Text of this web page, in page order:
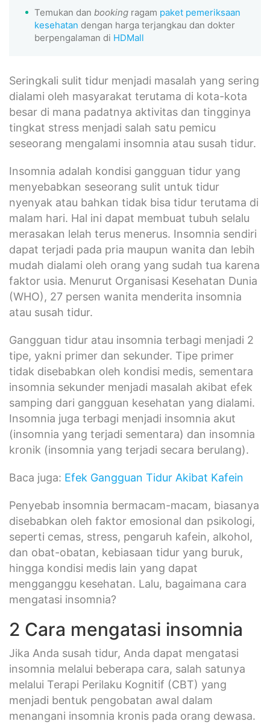
Temukan dan booking ragam paket pemeriksaan
kesehatan dengan harga terjangkau dan dokter
berpengalaman di HDMall
Seringkali sulit tidur menjadi masalah yang sering
dialami oleh masyarakat terutama di kota-kota
besar di mana padatnya aktivitas dan tingginya
tingkat stress menjadi salah satu pemicu
seseorang mengalami insomnia atau susah tidur.
Insomnia adalah kondisi gangguan tidur yang
menyebabkan seseorang sulit untuk tidur
nyenyak atau bahkan tidak bisa tidur terutama di
malam hari. Hal ini dapat membuat tubuh selalu
merasakan lelah terus menerus. Insomnia sendiri
dapat terjadi pada pria maupun wanita dan lebih
mudah dialami oleh orang yang sudah tua karena
faktor usia. Menurut Organisasi Kesehatan Dunia
(WHO), 27 persen wanita menderita insomnia
atau susah tidur.
Gangguan tidur atau insomnia terbagi menjadi 2
tipe, yakni primer dan sekunder. Tipe primer
tidak disebabkan oleh kondisi medis, sementara
insomnia sekunder menjadi masalah akibat efek
samping dari gangguan kesehatan yang dialami.
Insomnia juga terbagi menjadi insomnia akut
(insomnia yang terjadi sementara) dan insomnia
kronik (insomnia yang terjadi secara berulang).
Baca juga: Efek Gangguan Tidur Akibat Kafein
Penyebab insomnia bermacam-macam, biasanya
disebabkan oleh faktor emosional dan psikologi,
seperti cemas, stress, pengaruh kafein, alkohol,
dan obat-obatan, kebiasaan tidur yang buruk,
hingga kondisi medis lain yang dapat
mengganggu kesehatan. Lalu, bagaimana cara
mengatasi insomnia?
2 Cara mengatasi insomnia
Jika Anda susah tidur, Anda dapat mengatasi
insomnia melalui beberapa cara, salah satunya
melalui Terapi Perilaku Kognitif (CBT) yang
menjadi bentuk pengobatan awal dalam
menangani insomnia kronis pada orang dewasa.